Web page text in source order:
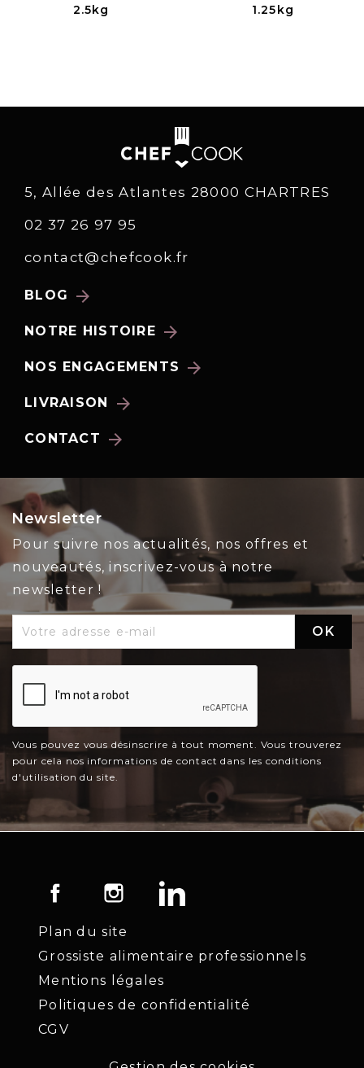
2.5kg
1.25kg
5, Allée des Atlantes 28000 CHARTRES
02 37 26 97 95
contact@chefcook.fr
BLOG arrow_forward
NOTRE HISTOIRE arrow_forward
NOS ENGAGEMENTS arrow_forward
LIVRAISON arrow_forward
CONTACT arrow_forward
Newsletter
Pour suivre nos actualités, nos offres et
nouveautés, inscrivez-vous à notre
newsletter !
Vous pouvez vous désinscrire à tout moment. Vous trouverez
pour cela nos informations de contact dans les conditions
d'utilisation du site.
Facebook Instagram
Plan du site
Grossiste alimentaire professionnels
Mentions légales
Politiques de confidentialité
CGV